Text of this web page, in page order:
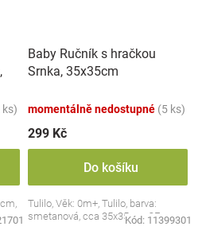
ks)
Baby Ručník s hračkou
Srnka, 35x35cm
momentálně nedostupné (5 ks)
299 Kč
Do košíku
Tulilo, Věk: 0m+, Tulilo, barva:
smetanová, cca 35x35cm, CE
Kód: 11399301